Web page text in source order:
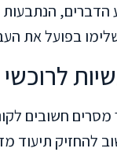
הדברים, הנתבעות
בפועל את
לרוכשי
חשובים
להחזיק תיעוד